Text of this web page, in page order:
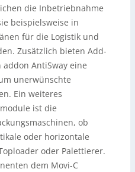
die Inbetriebnahme
beispielsweise in
für die Logistik und
Zusätzlich bieten Add-
AntiSway eine
unerwünschte
Ein weiteres
ist die
ob
oder horizontale
oder Palettierer.
dem Movi-C